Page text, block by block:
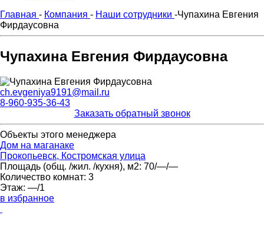
Главная - Компания - Наши сотрудники -Чупахина Евгения
Фирдаусовна
Чупахина Евгения Фирдаусовна
ch.evgeniya9191@mail.ru
8-960-935-36-43
Заказать обратный звонок
Объекты этого менеджера
Дом на маганаке
Прокопьевск, Костромская улица
Площадь (общ. /жил. /кухня), м2: 70/—/—
Количество комнат: 3
Этаж: —/1
в избранное